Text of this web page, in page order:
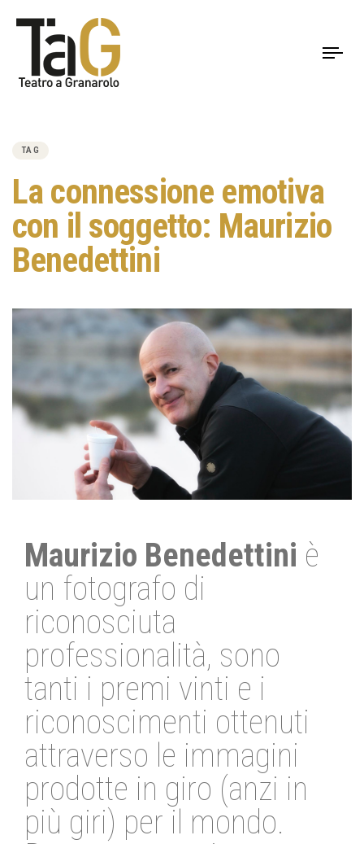
TAG
La connessione emotiva
con il soggetto: Maurizio
Benedettini
Maurizio Benedettini è
un fotografo di
riconosciuta
professionalità, sono
tanti i premi vinti e i
riconoscimenti ottenuti
attraverso le immagini
prodotte in giro (anzi in
più giri) per il mondo.